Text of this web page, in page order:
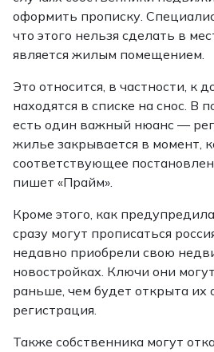
оформить прописку.
что этого нельзя сделать в
является жилым помещением.
Это относится, в частности, к
находятся в списке на снос. В
есть один важный нюанс —
жилье закрывается в момент,
соответствующее
пишет «Прайм».
Кроме этого, как
сразу могут прописаться
недавно приобрели свою
новостройках. Ключи они
раньше, чем будет открыта их
регистрация.
Также собственника могут